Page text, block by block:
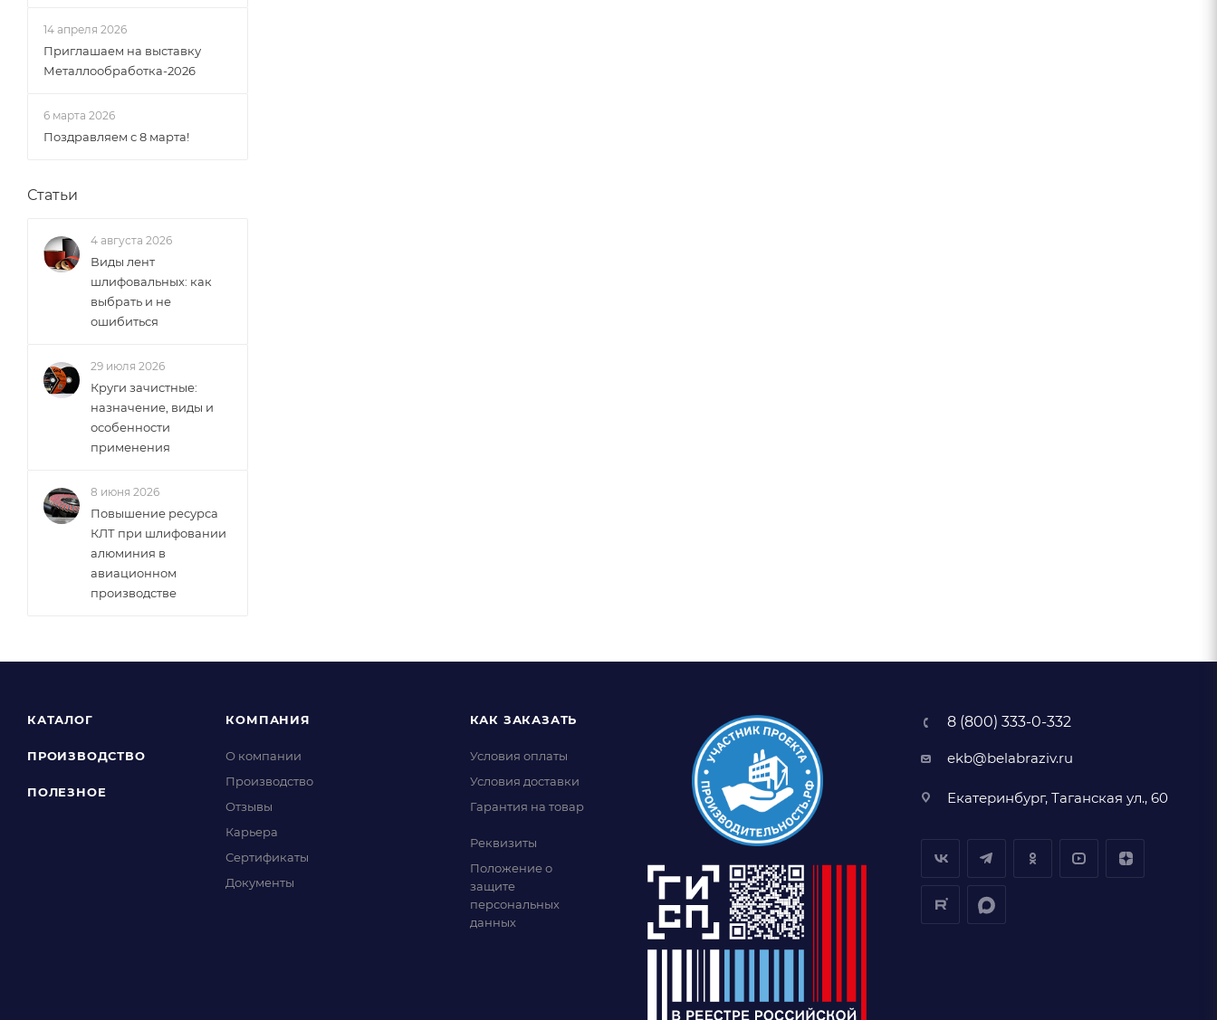
14 апреля 2026
Приглашаем на выставку
Металлообработка-2026
6 марта 2026
Поздравляем с 8 марта!
Статьи
4 августа 2026
Виды лент
шлифовальных: как
выбрать и не
ошибиться
29 июля 2026
Круги зачистные:
назначение, виды и
особенности
применения
8 июня 2026
Повышение ресурса
КЛТ при шлифовании
алюминия в
авиационном
производстве
КАТАЛОГ
ПРОИЗВОДСТВО
ПОЛЕЗНОЕ
КОМПАНИЯ
О компании
Производство
Отзывы
Карьера
Сертификаты
Документы
КАК ЗАКАЗАТЬ
Условия оплаты
Условия доставки
Гарантия на товар
Реквизиты
Положение о
защите
персональных
данных
8 (800) 333-0-332
ekb@belabraziv.ru
Екатеринбург, Таганская ул., 60